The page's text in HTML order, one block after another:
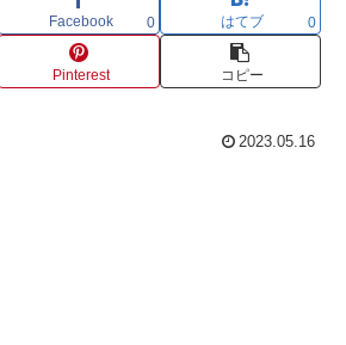
Facebook 0 はてブ 0
Pinterest コピー
2023.05.16